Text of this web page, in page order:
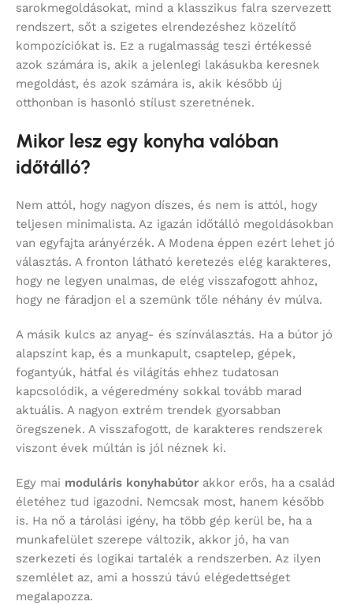
sarokmegoldásokat, mind a klasszikus falra szervezett
rendszert, sőt a szigetes elrendezéshez közelítő
kompozíciókat is. Ez a rugalmasság teszi értékessé
azok számára is, akik a jelenlegi lakásukba keresnek
megoldást, és azok számára is, akik később új
otthonban is hasonló stílust szeretnének.
Mikor lesz egy konyha valóban
időtálló?
Nem attól, hogy nagyon díszes, és nem is attól, hogy
teljesen minimalista. Az igazán időtálló megoldásokban
van egyfajta arányérzék. A Modena éppen ezért lehet jó
választás. A fronton látható keretezés elég karakteres,
hogy ne legyen unalmas, de elég visszafogott ahhoz,
hogy ne fáradjon el a szemünk tőle néhány év múlva.
A másik kulcs az anyag- és színválasztás. Ha a bútor jó
alapszínt kap, és a munkapult, csaptelep, gépek,
fogantyúk, hátfal és világítás ehhez tudatosan
kapcsolódik, a végeredmény sokkal tovább marad
aktuális. A nagyon extrém trendek gyorsabban
öregszenek. A visszafogott, de karakteres rendszerek
viszont évek múltán is jól néznek ki.
Egy mai moduláris konyhabútor akkor erős, ha a család
életéhez tud igazodni. Nemcsak most, hanem később
is. Ha nő a tárolási igény, ha több gép kerül be, ha a
munkafelület szerepe változik, akkor jó, ha van
szerkezeti és logikai tartalék a rendszerben. Az ilyen
szemlélet az, ami a hosszú távú elégedettséget
megalapozza.